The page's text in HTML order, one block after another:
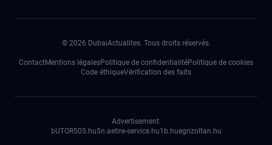
© 2026 DubaiActualites. Tous droits réservés.
ContactMentions légalesPolitique de confidentialitéPolitique de cookies
Code éthiqueVérification des faits
Advertisement:
bUTOR505.hu5n.aetire-service.hu1b.huegrizoltan.hu